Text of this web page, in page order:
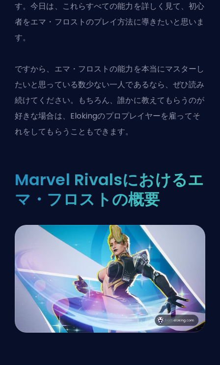
す。今日は、これらすべての能力を詳しく見て、初心
者をエマ・フロストのプレイ方法に導きたいと思いま
す。
ですから、エマ・フロストの能力を本当にマスターし
たいと思っている数少ない一人であるなら、ぜひ読み
続けてください。もちろん、誰かに教えてもらうのが
好きな場合は、 Elokingのプロプレイヤーを雇ってそ
れをしてもらうこともできます。
Marvel Rivalsにおけるエ
マ・フロストの概要